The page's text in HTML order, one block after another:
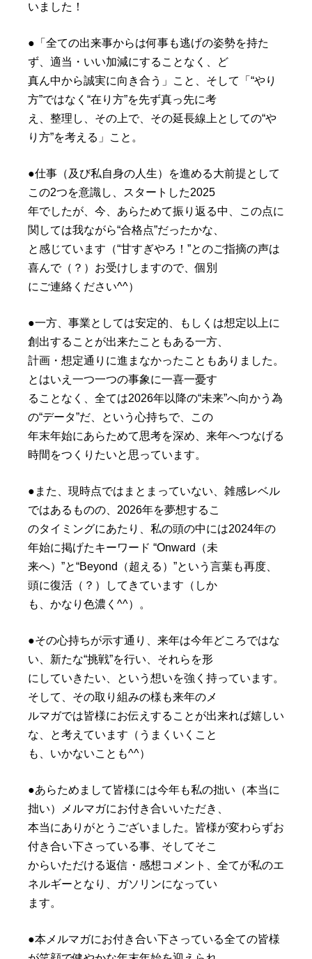
いました！
●「全ての出来事からは何事も逃げの姿勢を持た
ず、適当・いい加減にすることなく、ど
真ん中から誠実に向き合う」こと、そして「“やり
方”ではなく“在り方”を先ず真っ先に考
え、整理し、その上で、その延長線上としての“や
り方”を考える」こと。
●仕事（及び私自身の人生）を進める大前提として
この2つを意識し、スタートした2025
年でしたが、今、あらためて振り返る中、この点に
関しては我ながら“合格点”だったかな、
と感じています（“甘すぎやろ！”とのご指摘の声は
喜んで（？）お受けしますので、個別
にご連絡ください^^）
●一方、事業としては安定的、もしくは想定以上に
創出することが出来たこともある一方、
計画・想定通りに進まなかったこともありました。
とはいえ一つ一つの事象に一喜一憂す
ることなく、全ては2026年以降の“未来”へ向かう為
の“データ”だ、という心持ちで、この
年末年始にあらためて思考を深め、来年へつなげる
時間をつくりたいと思っています。
●また、現時点ではまとまっていない、雑感レベル
ではあるものの、2026年を夢想するこ
のタイミングにあたり、私の頭の中には2024年の
年始に掲げたキーワード “Onward（未
来へ）”と“Beyond（超える）”という言葉も再度、
頭に復活（？）してきています（しか
も、かなり色濃く^^）。
●その心持ちが示す通り、来年は今年どころではな
い、新たな“挑戦”を行い、それらを形
にしていきたい、という想いを強く持っています。
そして、その取り組みの様も来年のメ
ルマガでは皆様にお伝えすることが出来れば嬉しい
な、と考えています（うまくいくこと
も、いかないことも^^）
●あらためまして皆様には今年も私の拙い（本当に
拙い）メルマガにお付き合いいただき、
本当にありがとうございました。皆様が変わらずお
付き合い下さっている事、そしてそこ
からいただける返信・感想コメント、全てが私のエ
ネルギーとなり、ガソリンになってい
ます。
●本メルマガにお付き合い下さっている全ての皆様